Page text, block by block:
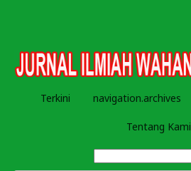
Terkini navigation.archives
Tentang Kami